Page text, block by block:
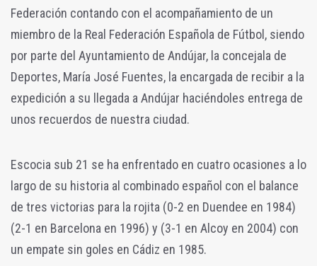
Federación contando con el acompañamiento de un
miembro de la Real Federación Española de Fútbol, siendo
por parte del Ayuntamiento de Andújar, la concejala de
Deportes, María José Fuentes, la encargada de recibir a la
expedición a su llegada a Andújar haciéndoles entrega de
unos recuerdos de nuestra ciudad.
Escocia sub 21 se ha enfrentado en cuatro ocasiones a lo
largo de su historia al combinado español con el balance
de tres victorias para la rojita (0-2 en Duendee en 1984)
(2-1 en Barcelona en 1996) y (3-1 en Alcoy en 2004) con
un empate sin goles en Cádiz en 1985.